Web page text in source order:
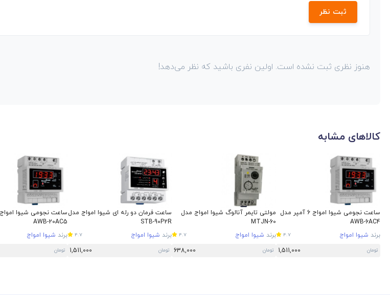
ثبت نظر
هنوز نظری ثبت نشده است. اولین نفری باشید که نظر می‌دهد!
کالاهای مشابه
ساعت نجومی شیوا امواج 6 آمپر مدل
AWB-6AC4
برند شیوا امواج 4.7
تومان 1,511,000
مولتی تایمر آنالوگ شیوا امواج مدل
MTJN-60
برند شیوا امواج 4.7
تومان 638,000
ساعت فرمان دو رله ای شیوا امواج مدل
STB-90P2R
برند شیوا امواج 4.7
تومان 1,511,000
AWB-20AC5
برند شیوا امواج
تومان